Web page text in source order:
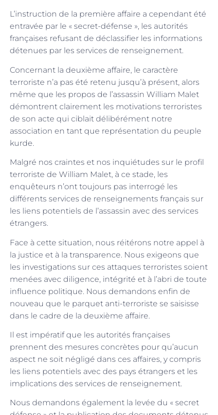
L’instruction de la première affaire a cependant été
entravée par le « secret-défense », les autorités
françaises refusant de déclassifier les informations
détenues par les services de renseignement.
Concernant la deuxième affaire, le caractère
terroriste n’a pas été retenu jusqu’à présent, alors
même que les propos de l’assassin William Malet
démontrent clairement les motivations terroristes
de son acte qui ciblait délibérément notre
association en tant que représentation du peuple
kurde.
Malgré nos craintes et nos inquiétudes sur le profil
terroriste de William Malet, à ce stade, les
enquêteurs n’ont toujours pas interrogé les
différents services de renseignements français sur
les liens potentiels de l’assassin avec des services
étrangers.
Face à cette situation, nous réitérons notre appel à
la justice et à la transparence. Nous exigeons que
les investigations sur ces attaques terroristes soient
menées avec diligence, intégrité et à l’abri de toute
influence politique. Nous demandons enfin de
nouveau que le parquet anti-terroriste se saisisse
dans le cadre de la deuxième affaire.
Il est impératif que les autorités françaises
prennent des mesures concrètes pour qu’aucun
aspect ne soit négligé dans ces affaires, y compris
les liens potentiels avec des pays étrangers et les
implications des services de renseignement.
Nous demandons également la levée du « secret